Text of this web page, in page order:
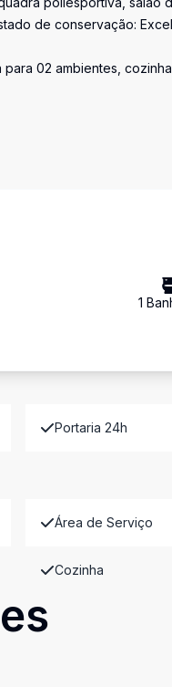
de conservação:
02 ambientes,
1
Portaria 24h
Área de Serviço
Cozinha